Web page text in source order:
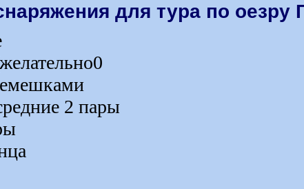
для тура по оезру
2 пары